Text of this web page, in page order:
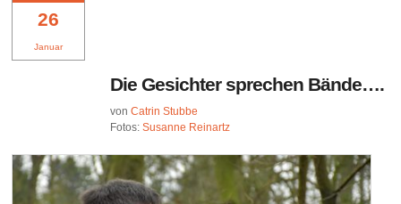
26
Januar
Die Gesichter sprechen Bände….
vonCatrin Stubbe
Fotos:Susanne Reinartz